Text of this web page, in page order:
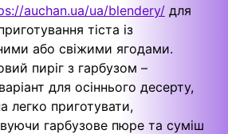
auchan.ua/ua/blendery/ для
тіста із
або свіжими ягодами.
пиріг з гарбузом –
для осіннього десерту,
легко приготувати,
гарбузове пюре та суміш